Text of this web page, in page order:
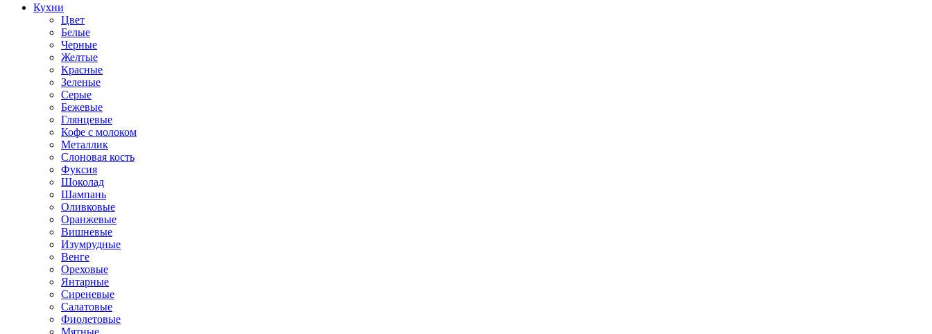
Кухни
Цвет
Белые
Черные
Желтые
Красные
Зеленые
Серые
Бежевые
Глянцевые
Кофе с молоком
Металлик
Слоновая кость
Фуксия
Шоколад
Шампань
Оливковые
Оранжевые
Вишневые
Изумрудные
Венге
Ореховые
Янтарные
Сиреневые
Салатовые
Фиолетовые
Мятные